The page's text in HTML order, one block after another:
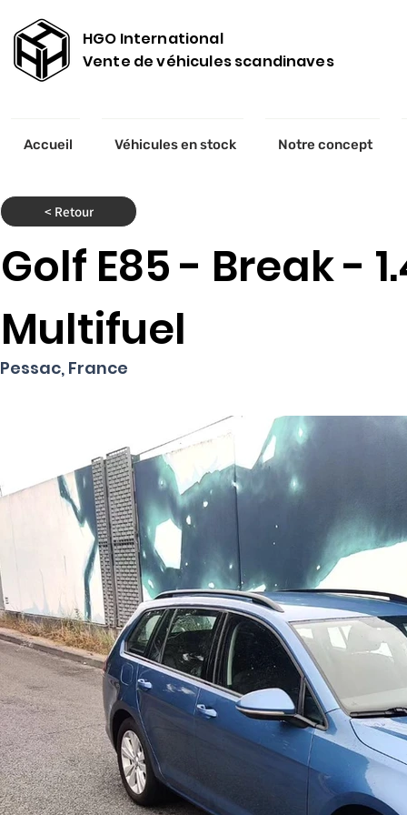
HGO International
Vente de véhicules scandinaves
Accueil Véhicules en stock Notre concept
< Retour
Golf E85 - Break -
Multifuel
Pessac, France